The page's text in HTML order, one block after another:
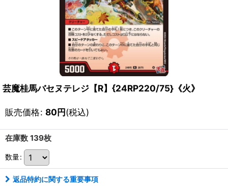
芸魔桂馬バセヌテレジ【R】{24RP220/75}《火》
販売価格: 80円(税込)
在庫数 139枚
数量:
返品特約に関する重要事項